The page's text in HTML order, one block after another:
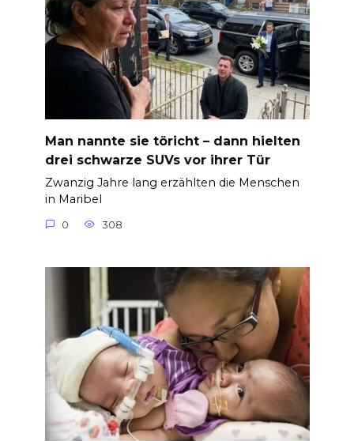
Man nannte sie töricht – dann hielten
drei schwarze SUVs vor ihrer Tür
Zwanzig Jahre lang erzählten die Menschen
in Maribel
0 308